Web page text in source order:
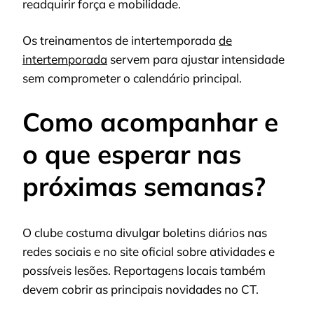
readquirir força e mobilidade.
Os treinamentos de intertemporada de
intertemporada servem para ajustar intensidade
sem comprometer o calendário principal.
Como acompanhar e
o que esperar nas
próximas semanas?
O clube costuma divulgar boletins diários nas
redes sociais e no site oficial sobre atividades e
possíveis lesões. Reportagens locais também
devem cobrir as principais novidades no CT.